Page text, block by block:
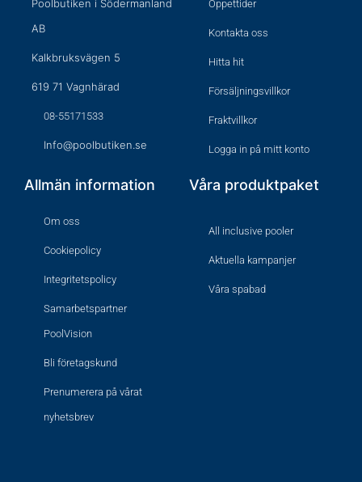
Poolbutiken i Södermanland
AB
Kalkbruksvägen 5
619 71 Vagnhärad
08-55171533
Info@poolbutiken.se
Öppettider
Kontakta oss
Hitta hit
Försäljningsvillkor
Fraktvillkor
Logga in på mitt konto
Allmän information
Om oss
Cookiepolicy
Integritetspolicy
Samarbetspartner
PoolVision
Bli företagskund
Prenumerera på vårat
nyhetsbrev
Våra produktpaket
All inclusive pooler
Aktuella kampanjer
Våra spabad